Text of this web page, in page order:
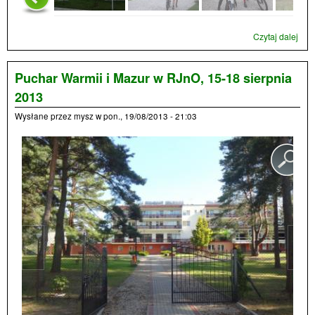
Czytaj dalej
Puchar Warmii i Mazur w RJnO, 15-18 sierpnia
2013
Wysłane przezmyszwpon., 19/08/2013 - 21:03